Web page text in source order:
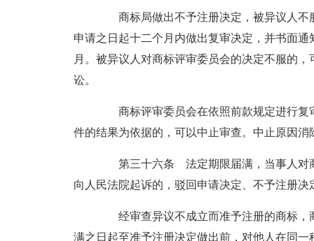
商标局做出不予注册决定，被异议人不
申请之日起十二个月内做出复审决定，并书面
月。被异议人对商标评审委员会的决定不服的
讼。
商标评审委员会在依照前款规定进行复
件的结果为依据的，可以中止审查。中止原因
第三十六条 法定期限届满，当事人对商
向人民法院起诉的，驳回申请决定、不予注册决
经审查异议不成立而准予注册的商标，
满之日起至准予注册决定做出前，对他人在同